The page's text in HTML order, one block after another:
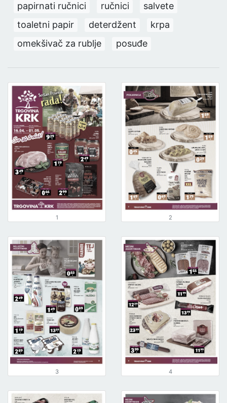
papirnati ručnici
ručnici
salvete
toaletni papir
deterdžent
krpa
omekšivač za rublje
posuđe
1 2
3 4